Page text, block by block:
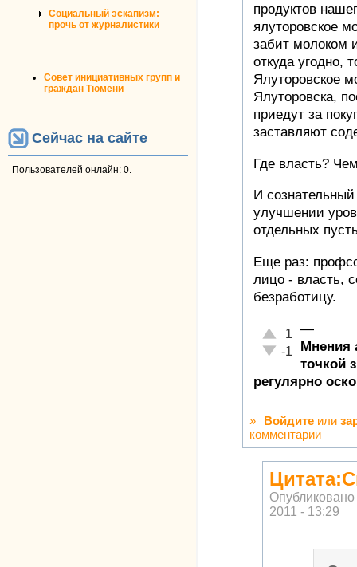
Социальный эскапизм:
прочь от журналистики
Совет инициативных групп и
граждан Тюмени
Сейчас на сайте
Пользователей онлайн: 0.
продуктов
ялуторовское
забит молоком
откуда угодно,
Ялуторовское
Ялуторовска,
приедут за
заставляют
Где власть?
И
улучшении
отдельных
Еще раз:
лицо - власть,
безработицу.
Отлично!
1
Неадекватно!
-1
—
Мнения
точкой
регулярно
» Войдите или
комментарии
2011 - 13:29